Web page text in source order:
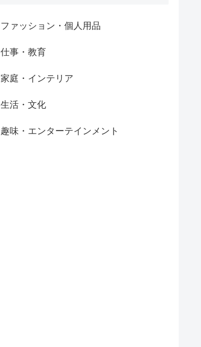
ファッション・個人用品
仕事・教育
家庭・インテリア
生活・文化
趣味・エンターテインメント